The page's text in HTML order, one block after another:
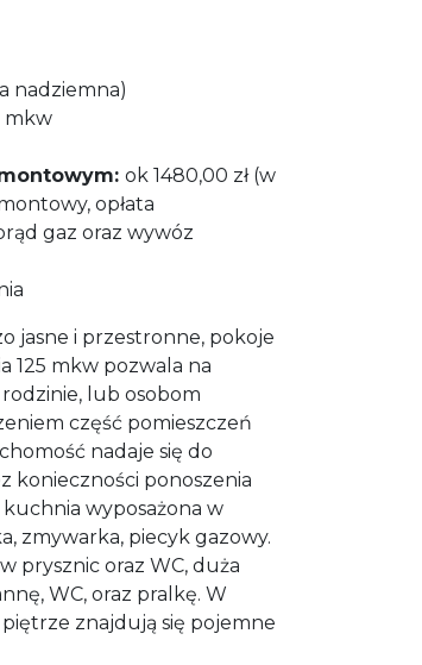
nadziemna)
mkw
ok 1480,00 zł (w
opłata
gaz oraz wywóz
jasne i przestronne, pokoje
125 mkw pozwala na
lub osobom
część pomieszczeń
nadaje się do
konieczności ponoszenia
wyposażona w
zmywarka, piecyk gazowy.
prysznic oraz WC, duża
WC, oraz pralkę. W
znajdują się pojemne